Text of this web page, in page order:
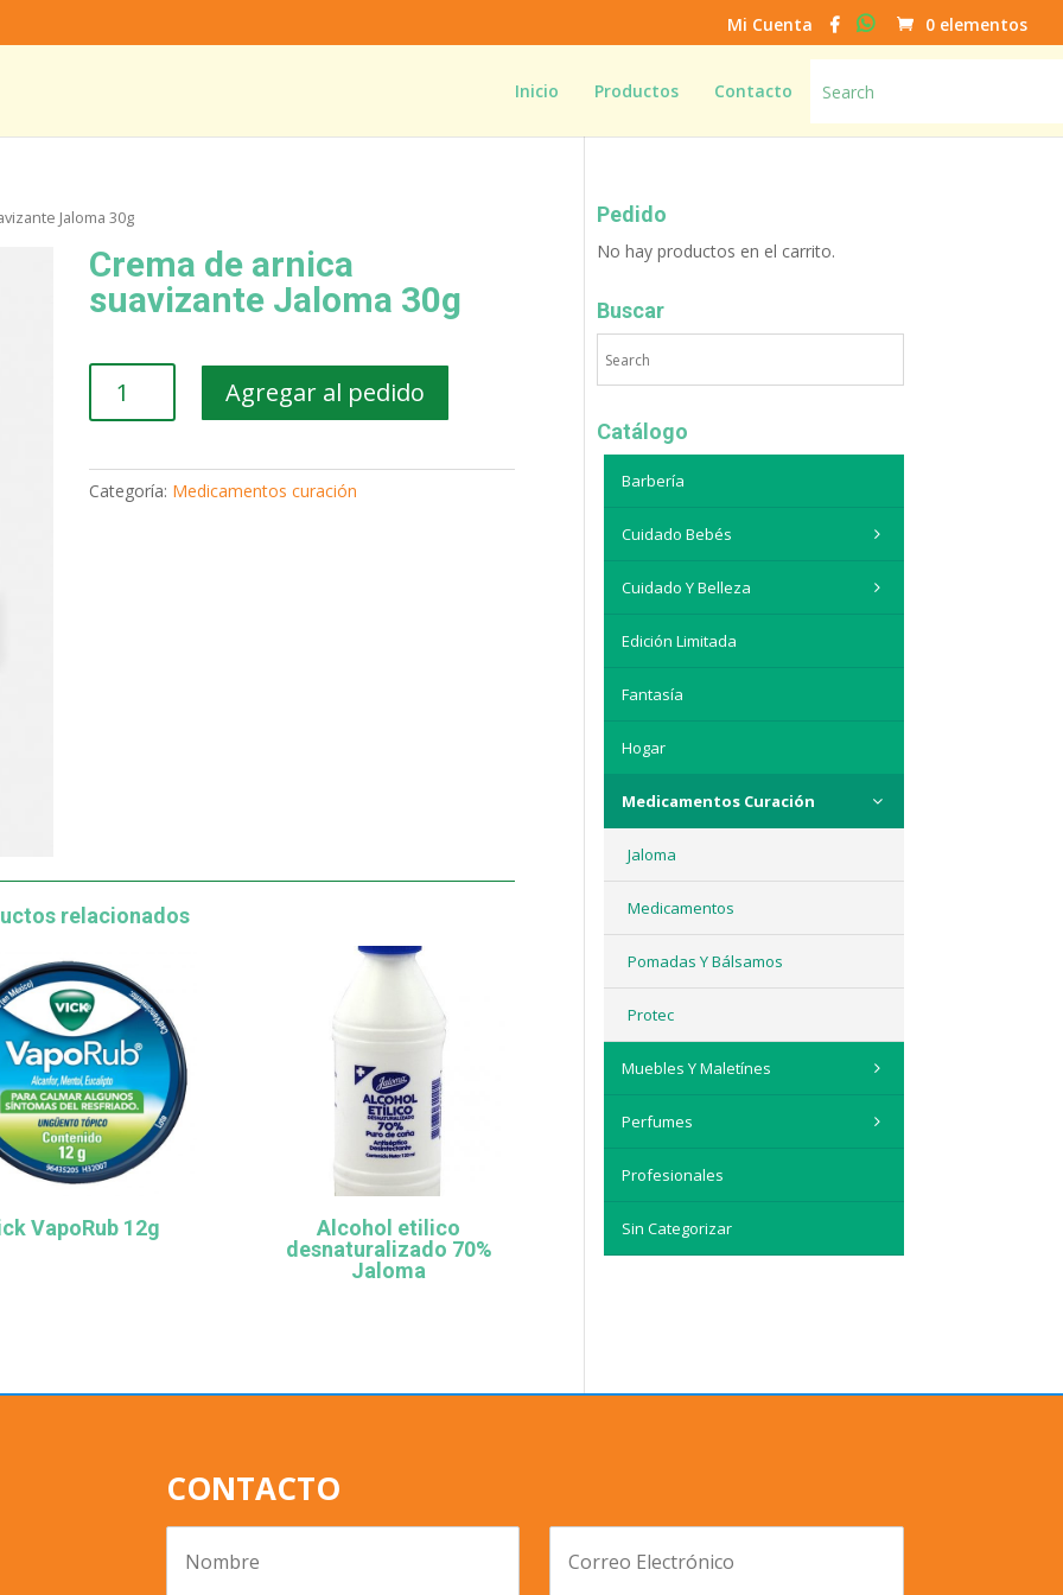
Mi Cuenta 0 elementos
Inicio Productos Contacto
Jaloma 30g
Crema de arnica
suavizante Jaloma 30g
Jaloma
Agregar al pedido
Categoría: Medicamentos curación
relacionados
VapoRub 12g
Alcohol etilico
desnaturalizado 70%
Jaloma
Pedido
No hay productos en el carrito.
Buscar
Catálogo
Barbería
Cuidado Bebés
Cuidado Y Belleza
Edición Limitada
Fantasía
Hogar
Medicamentos Curación
Jaloma
Medicamentos
Pomadas Y Bálsamos
Protec
Muebles Y Maletínes
Perfumes
Profesionales
Sin Categorizar
CONTACTO